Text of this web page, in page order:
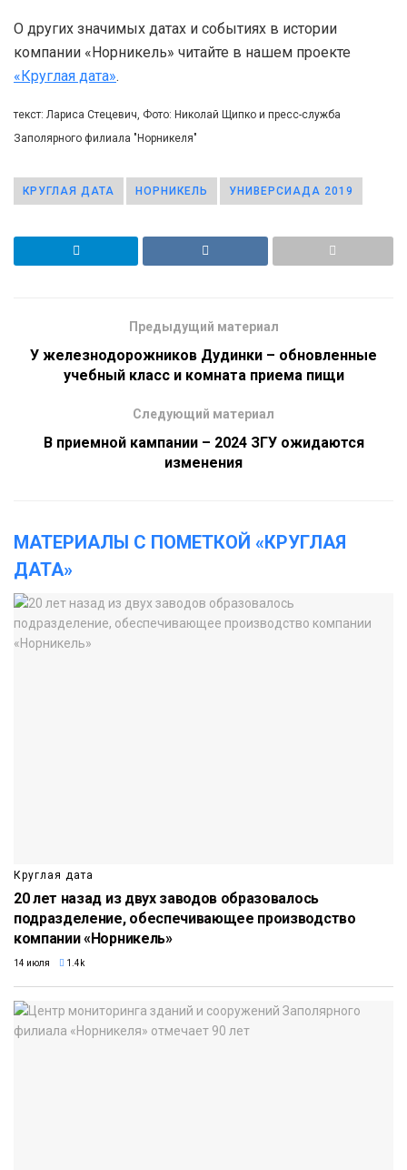
О других значимых датах и событиях в истории
компании «Норникель» читайте в нашем проекте
«Круглая дата».
текст: Лариса Стецевич, Фото: Николай Щипко и пресс-служба
Заполярного филиала "Норникеля"
КРУГЛАЯ ДАТА НОРНИКЕЛЬ УНИВЕРСИАДА 2019
Предыдущий материал
У железнодорожников Дудинки – обновленные
учебный класс и комната приема пищи
Следующий материал
В приемной кампании – 2024 ЗГУ ожидаются
изменения
МАТЕРИАЛЫ С ПОМЕТКОЙ «КРУГЛАЯ
ДАТА»
Круглая дата
20 лет назад из двух заводов образовалось
подразделение, обеспечивающее производство
компании «Норникель»
14 июля 1.4k